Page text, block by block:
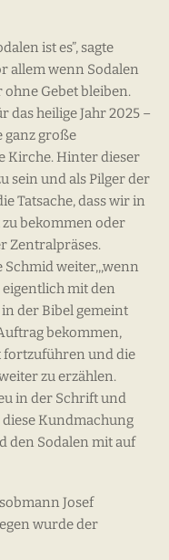
ist es”, sagte
allem wenn Sodalen
Gebet bleiben.
das heilige Jahr 2025 –
ganz große
Kirche. Hinter dieser
sein und als Pilger der
Tatsache, dass wir in
bekommen oder
Zentralpräses.
Schmid weiter,,,wenn
mit den
der Bibel gemeint
bekommen,
fortzuführen und die
zu erzählen.
in der Schrift und
diese Kundmachung
den Sodalen mit auf
Josef
wurde der